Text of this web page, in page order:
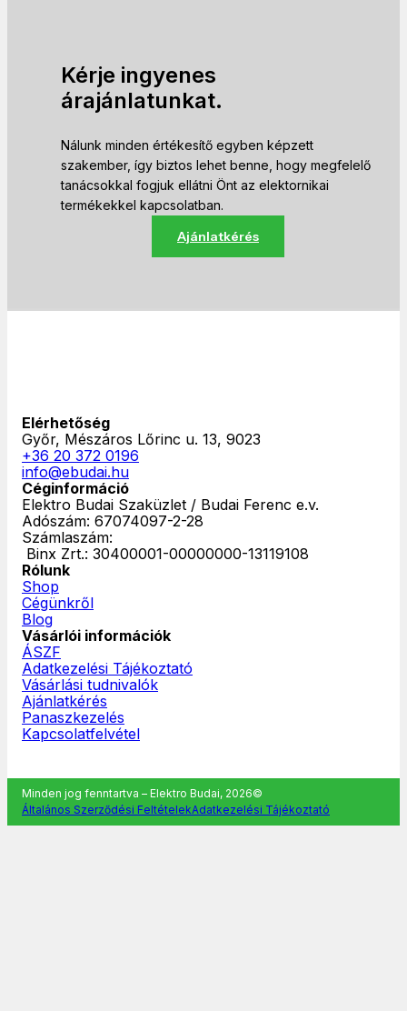
Kérje ingyenes
árajánlatunkat.
Nálunk minden értékesítő egyben képzett
szakember, így biztos lehet benne, hogy megfelelő
tanácsokkal fogjuk ellátni Önt az elektornikai
termékekkel kapcsolatban.
Ajánlatkérés
Elérhetőség
Győr, Mészáros Lőrinc u. 13, 9023
+36 20 372 0196
info@ebudai.hu
Céginformáció
Elektro Budai Szaküzlet / Budai Ferenc e.v.
Adószám: 67074097-2-28
Számlaszám:
‎ Binx Zrt.: 30400001-00000000-13119108
Rólunk
Shop
Cégünkről
Blog
Vásárlói információk
ÁSZF
Adatkezelési Tájékoztató
Vásárlási tudnivalók
Ajánlatkérés
Panaszkezelés
Kapcsolatfelvétel
Minden jog fenntartva – Elektro Budai, 2026©
Általános Szerződési FeltételekAdatkezelési Tájékoztató